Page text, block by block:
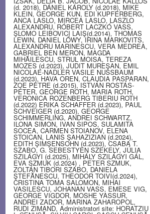
(d. 2018), DÁNIEL KÁROLY (d.2018), MIKE
KLEIN, GEORGE KUN, EDI KUPFERBERG,
ANCA LASLO, MIRCEA LASLO, LASZLO
ALEXANDRU, RÓBERT LACZKÓ VASS,
ŞLOMO LEIBOVICI LAIŞ(d.2014), THOMAS
LEWIN, DANIEL LŐWY, IRINA MARKOVITS,
ALEXANDRU MARINESCU, VERA MEDREA,
GABRIEL BEN MERON, MAGDA
MIHĂILESCU, STRUL MOISA, TEREZA
MOZES (d.2023), JUDIT MUREŞAN, EMIL
NICOLAE-NADLER VASILE NUSSBAUM
(d.2023), HAVA OREN, CLAUDIA PASPARAN,
ZOE PETRE (d.2015), ISTVÁN ROSTÁS-
PÉTER, GEORGE ROTH, MARIA ROTH,
VERONICA ROZENBERG TIBERIU ROTH
(d.2022) ERIKA SCHAFFER (d.2023), PAUL
SCHVEIGER (d.2020), GEORGE
SCHIMMERLING, ANDREI SCHWARTZ,
ILONA SIMON, IVAN SIPOS, SULAMITA
SOCEA, CARMEN STOIANOV, ELENA
STOICAN, LANIS ŞAHAZIZIAN (d.2024),
EDITH ŞIMŞENSOHN (d.2023), CSABA T.
SZABO, G. SEBESTYEN SZEKELY, JÚLIA
SZILÁGYI (d.2025), MIHÁLY SZILÁGYI GÁL,
EVA SZMUK (d.2024) , PETER SZMUK,
ZOLTÁN TIBORI SZABO, DANIELA
ŞTEFĂNESCU, THEODOR TOIVI(d.2024),
CRISTINA TOMA SALOMON, MIHAI
VASILESCU, JOHANAN VASS, EMESE VIG,
GEORGE VIGDOR, MOSHE YASSUR,
ANDREI ZADOR, MARINA ZAHAROPOL,
RUDI ZIMAND, Administratori site: HORATZIU